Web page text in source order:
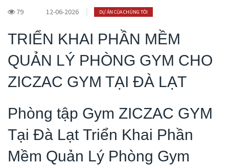
79 12-06-2026 DỰ ÁN CỦA CHÚNG TÔI
TRIỂN KHAI PHẦN MỀM
QUẢN LÝ PHÒNG GYM CHO
ZICZAC GYM TẠI ĐÀ LẠT
Phòng tập Gym ZICZAC GYM
Tại Đà Lạt Triển Khai Phần
Mềm Quản Lý Phòng Gym